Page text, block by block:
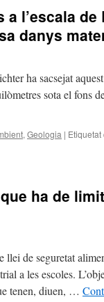
l’escala
danys
ha sacsejat
sota el fons
, Geologia | Etiquetat
ha de
llei de seguretat
a les escoles.
tenen, diuen, …